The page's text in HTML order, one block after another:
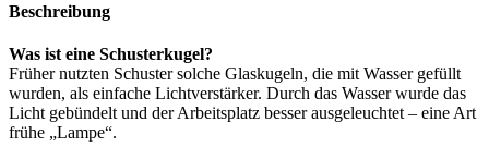
Beschreibung
Was ist eine Schusterkugel?
Früher nutzten Schuster solche Glaskugeln, die mit Wasser gefüllt
wurden, als einfache Lichtverstärker. Durch das Wasser wurde das
Licht gebündelt und der Arbeitsplatz besser ausgeleuchtet – eine Art
frühe „Lampe“.